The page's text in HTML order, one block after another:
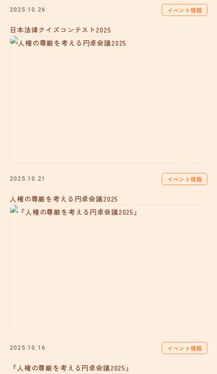
2025.10.26 イベント情報
日本法律クイズコンテスト2025
2025.10.21 イベント情報
人権の尊厳を考える円卓会議2025
2025.10.16 イベント情報
『人権の尊厳を考える円卓会議2025』